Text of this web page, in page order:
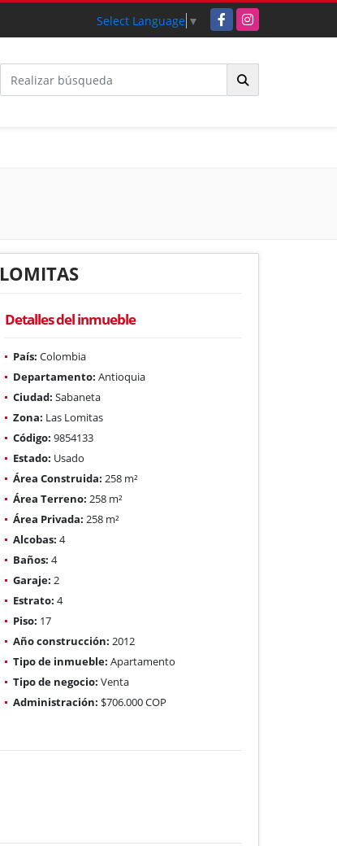
Select Language ▼ FacebookInstagram
Detalles del inmueble
País: Colombia
Departamento: Antioquia
Ciudad: Sabaneta
Zona: Las Lomitas
Código: 9854133
Estado: Usado
Área Construida: 258 m²
Área Terreno: 258 m²
Área Privada: 258 m²
Alcobas: 4
Baños: 4
Garaje: 2
Estrato: 4
Piso: 17
Año construcción: 2012
Tipo de inmueble: Apartamento
Tipo de negocio: Venta
Administración: $706.000 COP